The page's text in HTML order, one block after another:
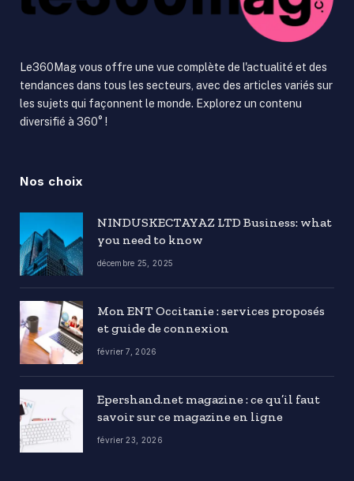
Le360Mag vous offre une vue complète de l'actualité et des
tendances dans tous les secteurs, avec des articles variés sur
les sujets qui façonnent le monde. Explorez un contenu
diversifié à 360° !
Nos choix
NINDUSKECTAYAZ LTD Business: what
you need to know
décembre 25, 2025
Mon ENT Occitanie : services proposés
et guide de connexion
février 7, 2026
Epershand.net magazine : ce qu’il faut
savoir sur ce magazine en ligne
février 23, 2026